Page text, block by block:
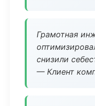
Грамотная
снизили
— Клиент